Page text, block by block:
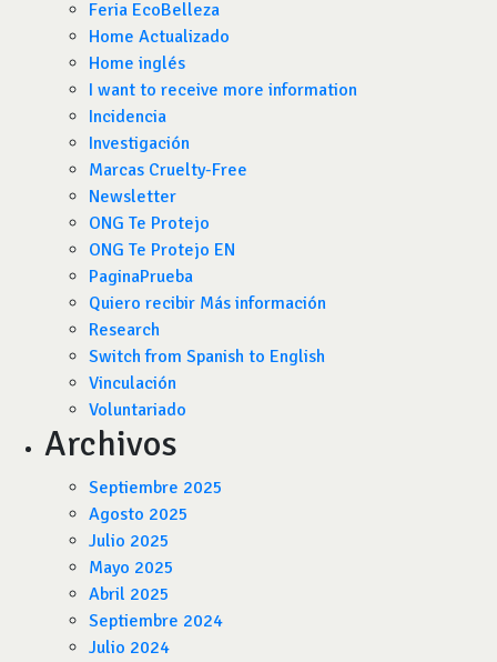
Feria EcoBelleza
Home Actualizado
Home inglés
I want to receive more information
Incidencia
Investigación
Marcas Cruelty-Free
Newsletter
ONG Te Protejo
ONG Te Protejo EN
PaginaPrueba
Quiero recibir Más información
Research
Switch from Spanish to English
Vinculación
Voluntariado
Archivos
Septiembre 2025
Agosto 2025
Julio 2025
Mayo 2025
Abril 2025
Septiembre 2024
Julio 2024